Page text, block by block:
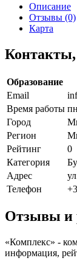
Описание
Отзывы (0)
Карта
Контакты,
Образование
Email
Время работы
Город
Регион
Рейтинг
0
Категория
Адрес
Телефон
Отзывы и
«Комплекс» -
информация,